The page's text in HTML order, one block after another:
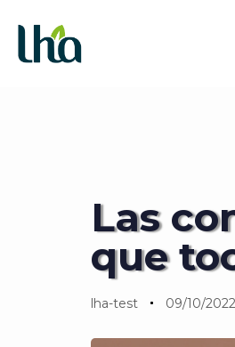
to
primary
Las
que
lha-test 09/10/2022